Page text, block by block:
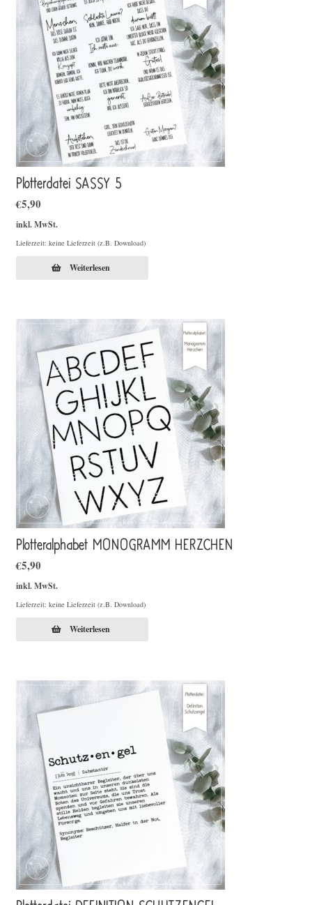
Plotterdatei SASSY 5
€5,90
inkl. MwSt.
Lieferzeit: keine Lieferzeit (z.B. Download)
Weiterlesen
Plotteralphabet MONOGRAMM HERZCHEN
€5,90
inkl. MwSt.
Lieferzeit: keine Lieferzeit (z.B. Download)
Weiterlesen